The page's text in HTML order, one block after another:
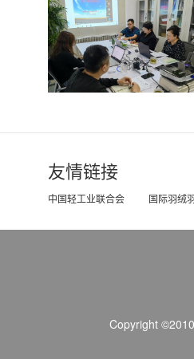
友情链接
中国轻工业联合会 国际羽绒
Copyright